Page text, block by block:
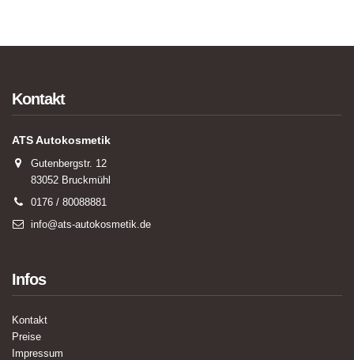
Kontakt
ATS Autokosmetik
Gutenbergstr. 12
83052 Bruckmühl
0176 / 80088881
info@ats-autokosmetik.de
Infos
Kontakt
Preise
Impressum